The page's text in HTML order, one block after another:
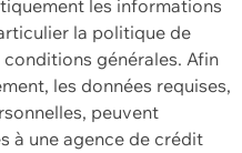
les informations
la politique de
générales. Afin
les données requises,
peuvent
à une agence de crédit